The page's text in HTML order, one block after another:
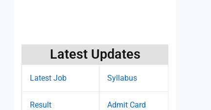
Latest Updates
Latest Job Syllabus
Result Admit Card